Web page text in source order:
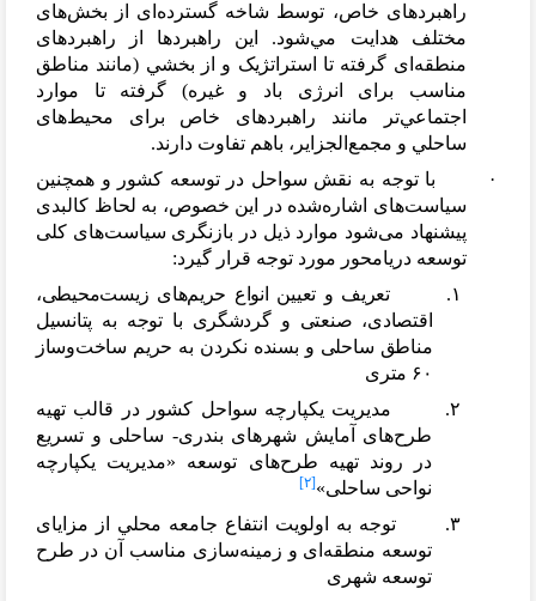
راهبردهای خاص، توسط شاخه گسترده ای از بخشهای
مختلف هدايت ميشود. اين راهبردها از راهبردهای
منطقه ای گرفته تا استراتژيک و از بخشي (مانند مناطق
مناسب برای انرژی باد و غیره) گرفته تا موارد
اجتماعيتر مانند راهبردهای خاص برای محیطهای
ساحلي و مجمع الجزاير، باهم تفاوت دارند.
· با توجه به نقش سواحل در توسعه کشور و همچنین
سیاستهای اشارهشده در این خصوص، به لحاظ کالبدی
پیشنهاد میشود موارد ذیل در بازنگری سیاستهای کلی
توسعه دریامحور مورد توجه قرار گیرد:
۱. تعریف و تعیین انواع حریم
های زیستمحیطی،
اقتصادی، صنعتی و گردشگری با توجه به پتانسیل
مناطق ساحلی و بسنده نکردن به حریم ساختوساز
۶۰ متری
۲. مدیریت یکپارچه سواحل کشور در قالب تهیه
طرحهای آمایش شهرهای بندری- ساحلی و تسریع
در روند تهیه طرحهای توسعه «مدیریت یکپارچه
نواحی ساحلی»[۲]
۳. توجه به اولویت انتفاع جامعه محلي از مزایای
توسعه منطقه ای و زمینهسازی مناسب آن در طرح
توسعه شهری